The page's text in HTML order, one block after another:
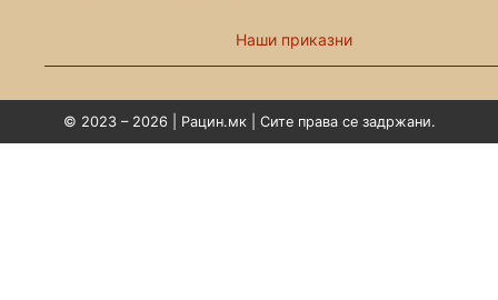
Наши приказни
© 2023 – 2026 | Рацин.мк | Сите права се задржани.